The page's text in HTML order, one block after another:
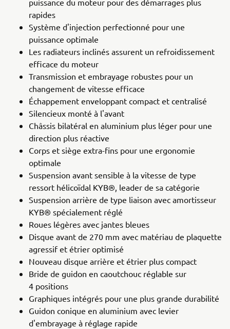
puissance du moteur pour des démarrages plus
rapides
Système d'injection perfectionné pour une
puissance optimale
Les radiateurs inclinés assurent un refroidissement
efficace du moteur
Transmission et embrayage robustes pour un
changement de vitesse efficace
Échappement enveloppant compact et centralisé
Silencieux monté à l'avant
Châssis bilatéral en aluminium plus léger pour une
direction plus réactive
Corps et siège extra-fins pour une ergonomie
optimale
Suspension avant sensible à la vitesse de type
ressort hélicoïdal KYB®, leader de sa catégorie
Suspension arrière de type liaison avec amortisseur
KYB® spécialement réglé
Roues légères avec jantes bleues
Disque avant de 270 mm avec matériau de plaquette
agressif et étrier optimisé
Nouveau disque arrière et étrier plus compact
Bride de guidon en caoutchouc réglable sur
4 positions
Graphiques intégrés pour une plus grande durabilité
Guidon conique en aluminium avec levier
d'embrayage à réglage rapide